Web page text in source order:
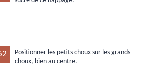
Positionner les petits choux sur les grands
choux, bien au centre.